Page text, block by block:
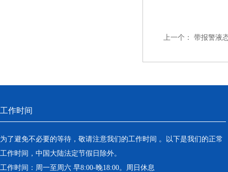
上一个： 带报警液
工作时间
为了避免不必要的等待，敬请注意我们的工作时间 。以下是我们的正常
工作时间，中国大陆法定节假日除外。
工作时间：周一至周六 早8:00-晚18:00。周日休息